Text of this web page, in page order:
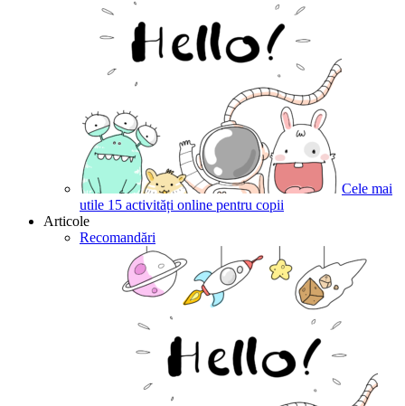
Cele mai
utile 15 activități online pentru copii
Articole
Recomandări